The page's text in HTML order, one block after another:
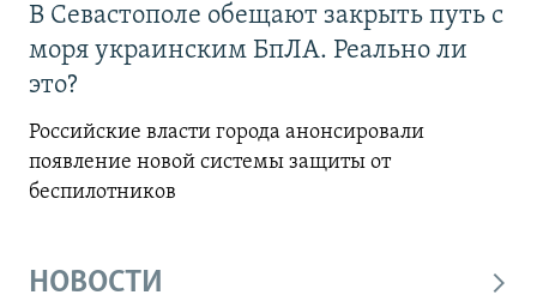
В Севастополе обещают закрыть путь с
моря украинским БпЛА. Реально ли
это?
Российские власти города анонсировали
появление новой системы защиты от
беспилотников
НОВОСТИ